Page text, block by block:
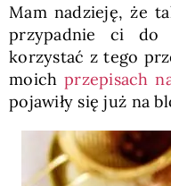
Mam nadzieję, że
przypadnie ci do
korzystać z tego
moich przepisach
pojawiły się już na